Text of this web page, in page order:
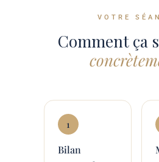
VOTRE
Comment ça
1
Bilan